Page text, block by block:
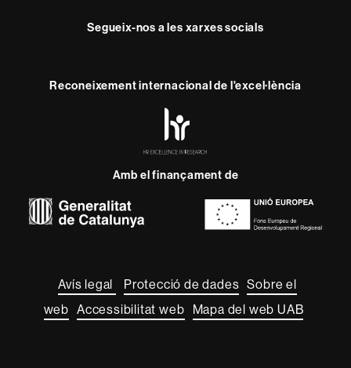
Segueix-nos a les xarxes socials
Reconeixement internacional de l'excel·lència
-
Amb el finançament de
Avís legal Protecció de dades Sobre el
web Accessibilitat web Mapa del web UAB